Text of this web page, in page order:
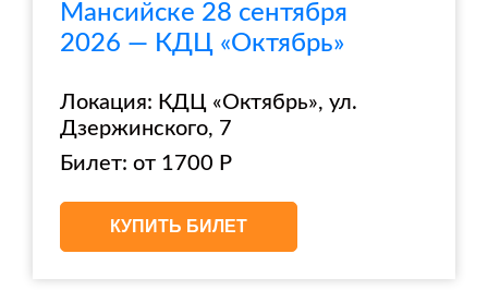
Мансийске 28 сентября
2026 — КДЦ «Октябрь»
Локация: КДЦ «Октябрь», ул.
Дзержинского, 7
Билет: от 1700 Р
КУПИТЬ БИЛЕТ